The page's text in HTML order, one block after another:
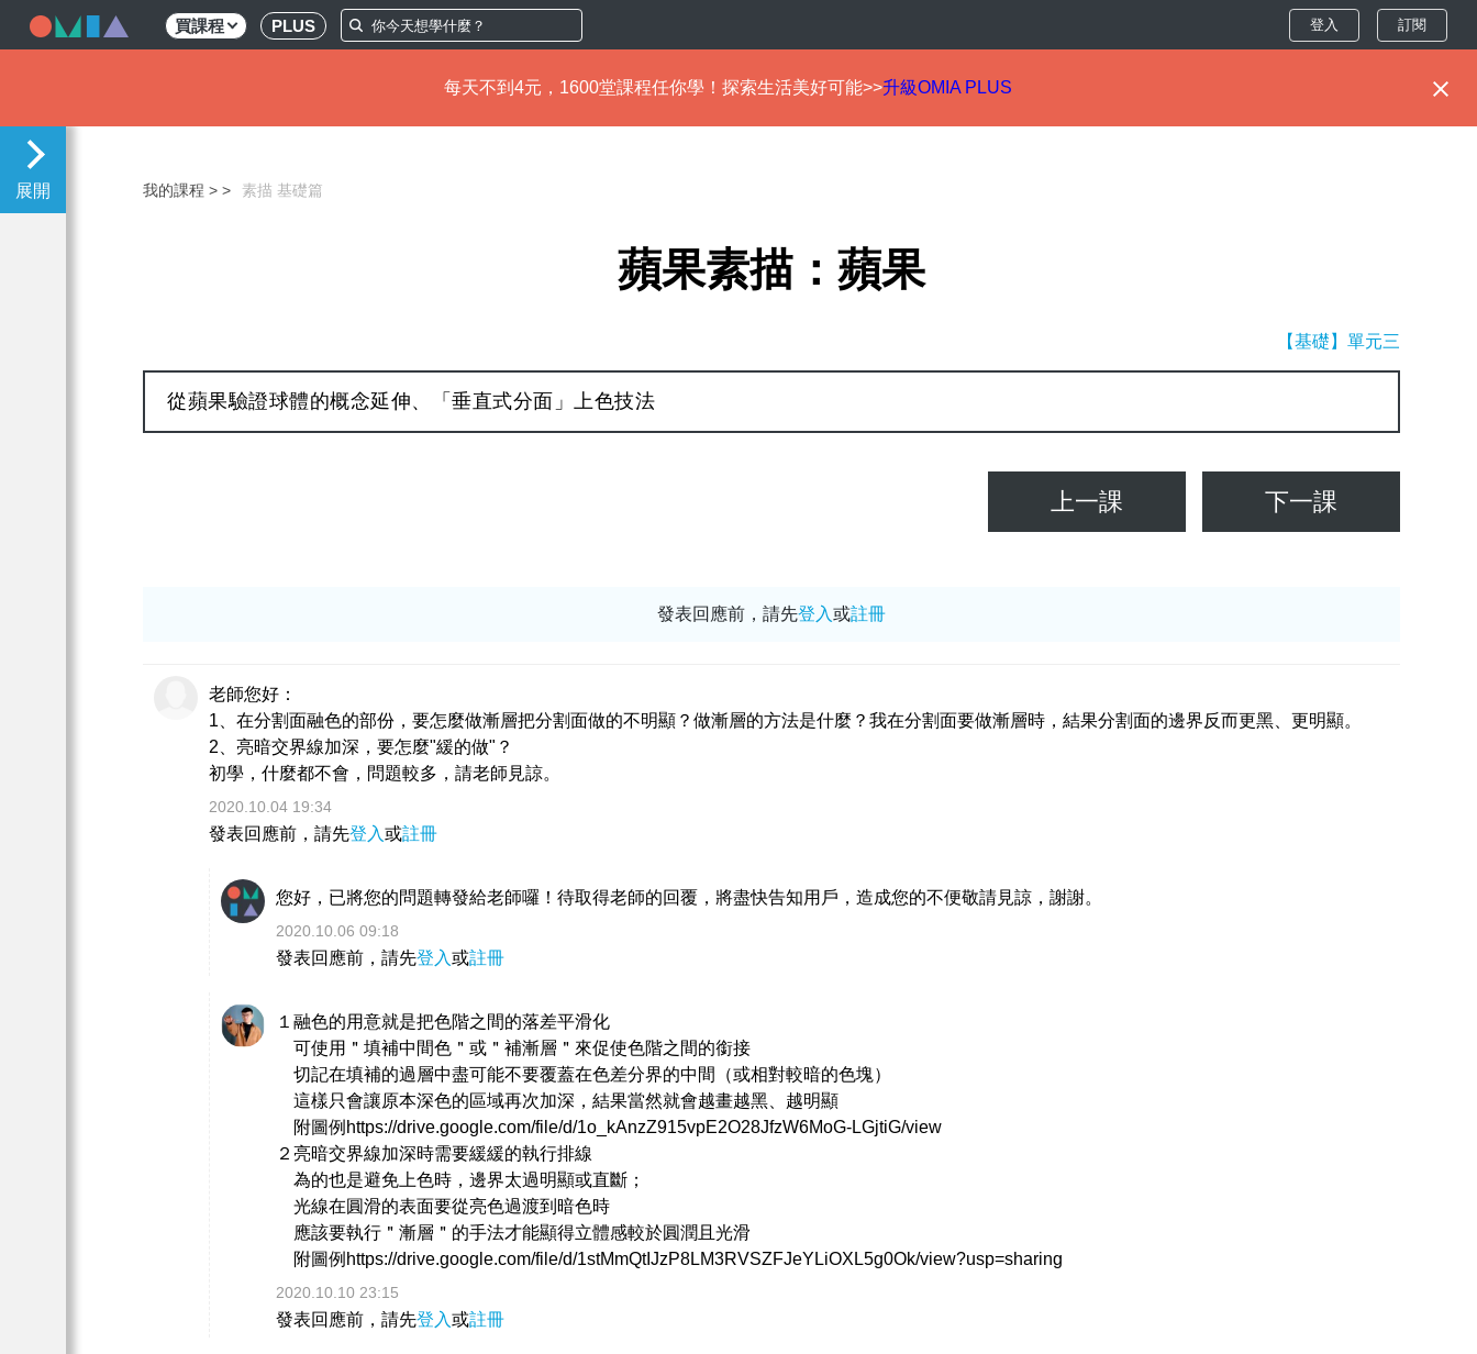
買課程 PLUS 登入 訂閱
每天不到4元，1600堂課程任你學！探索生活美好可能>>升級OMIA PLUS
我的課程 > 素描 基礎篇
蘋果素描：蘋果
【基礎】單元三
從蘋果驗證球體的概念延伸、「垂直式分面」上色技法
上一課 下一課
發表回應前，請先登入或註冊
老師您好：
1、在分割面融色的部份，要怎麼做漸層把分割面做的不明顯？做漸層的方法是什麼？我在分割面要做漸層時，結果分割面的邊界反而更黑、更明顯。
2、亮暗交界線加深，要怎麼"緩的做"？
初學，什麼都不會，問題較多，請老師見諒。
2020.10.04 19:34
發表回應前，請先登入或註冊
您好，已將您的問題轉發給老師囉！待取得老師的回覆，將盡快告知用戶，造成您的不便敬請見諒，謝謝。
2020.10.06 09:18
發表回應前，請先登入或註冊
１融色的用意就是把色階之間的落差平滑化
可使用＂填補中間色＂或＂補漸層＂來促使色階之間的銜接
切記在填補的過層中盡可能不要覆蓋在色差分界的中間（或相對較暗的色塊）
這樣只會讓原本深色的區域再次加深，結果當然就會越畫越黑、越明顯
附圖例https://drive.google.com/file/d/1o_kAnzZ915vpE2O28JfzW6MoG-LGjtiG/view
２亮暗交界線加深時需要緩緩的執行排線
為的也是避免上色時，邊界太過明顯或直斷；
光線在圓滑的表面要從亮色過渡到暗色時
應該要執行＂漸層＂的手法才能顯得立體感較於圓潤且光滑
附圖例https://drive.google.com/file/d/1stMmQtIJzP8LM3RVSZFJeYLiOXL5g0Ok/view?usp=sharing
2020.10.10 23:15
發表回應前，請先登入或註冊